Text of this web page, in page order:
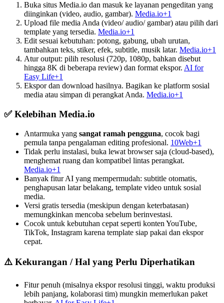
Buka situs Media.io dan masuk ke layanan pengeditan yang
diinginkan (video, audio, gambar). Media.io+1
Upload file media Anda (video/ audio/ gambar) atau pilih dari
template yang tersedia. Media.io+1
Edit sesuai kebutuhan: potong, gabung, ubah urutan,
tambahkan teks, stiker, efek, subtitle, musik latar. Media.io+1
Atur output: pilih resolusi (720p, 1080p, bahkan disebut
hingga 8K di beberapa review) dan format ekspor. AI for
Easy Life+1
Ekspor dan download hasilnya. Bagikan ke platform sosial
media atau simpan di perangkat Anda. Media.io+1
✅ Kelebihan Media.io
Antarmuka yang sangat ramah pengguna, cocok bagi
pemula tanpa pengalaman editing profesional. 10Web+1
Tidak perlu instalasi, buka lewat browser saja (cloud-based),
menghemat ruang dan kompatibel lintas perangkat.
Media.io+1
Banyak fitur AI yang mempermudah: subtitle otomatis,
penghapusan latar belakang, template video untuk sosial
media.
Versi gratis tersedia (meskipun dengan keterbatasan)
memungkinkan mencoba sebelum berinvestasi.
Cocok untuk kebutuhan cepat seperti konten YouTube,
TikTok, Instagram karena template siap pakai dan ekspor
cepat.
⚠️ Kekurangan / Hal yang Perlu Diperhatikan
Fitur penuh (misalnya ekspor resolusi tinggi, waktu produksi
lebih panjang, kolaborasi tim) mungkin memerlukan paket